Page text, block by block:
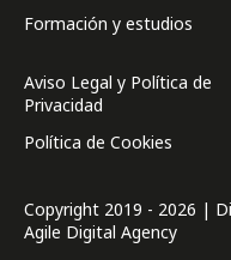
Formación y estudios
Aviso Legal y Política de
Privacidad
Política de Cookies
Copyright 2019 - 2026 |
Agile Digital Agency